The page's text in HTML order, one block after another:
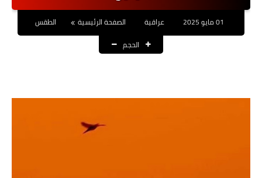
نتائج التعيينات
العقود والاجور اليومية
القروض والسلف
عراقية الصفحة الرئيسية
الطقس
الحجم